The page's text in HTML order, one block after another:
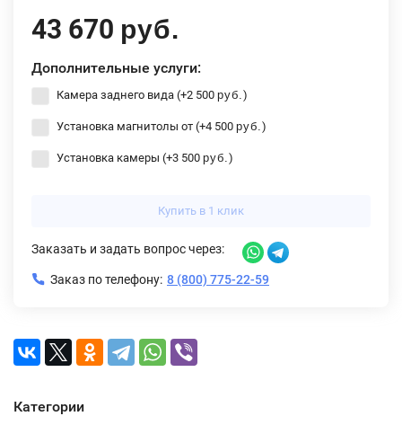
43 670 руб.
Дополнительные услуги:
Камера заднего вида (+2 500 руб. )
Установка магнитолы от (+4 500 руб. )
Установка камеры (+3 500 руб. )
Купить в 1 клик
Заказать и задать вопрос через:
Заказ по телефону: 8 (800) 775-22-59
Категории